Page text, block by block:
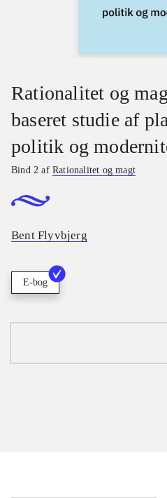
Rationalitet og
baseret studie af
politik og
Bind 2 afRationalitet og magt
Bent Flyvbjerg
E-bog